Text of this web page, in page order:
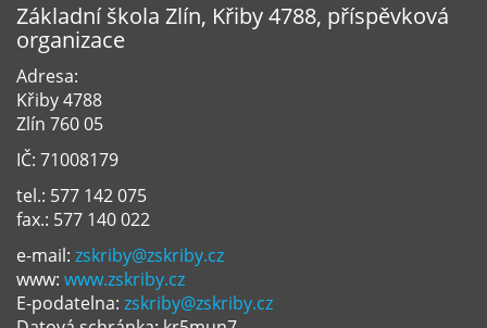
Základní škola Zlín, Křiby 4788, příspěvková
organizace
Adresa:
Křiby 4788
Zlín 760 05
IČ: 71008179
tel.: 577 142 075
fax.: 577 140 022
e-mail: zskriby@zskriby.cz
www: www.zskriby.cz
E-podatelna: zskriby@zskriby.cz